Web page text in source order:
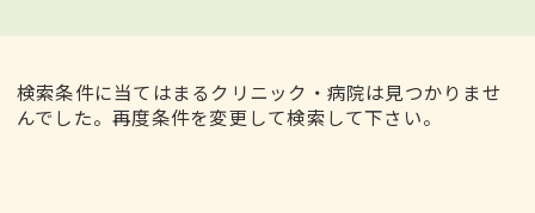
検索条件に当てはまるクリニック・病院は見つかりませ
んでした。再度条件を変更して検索して下さい。